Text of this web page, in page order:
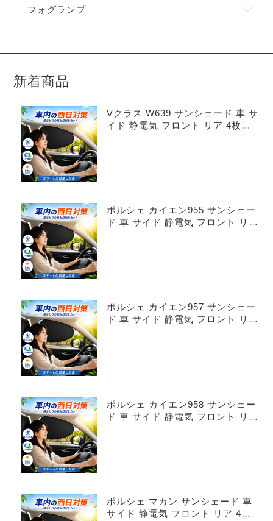
フォグランプ
新着商品
Vクラス W639 サンシェード 車 サ
イド 静電気 フロント リア 4枚セ
ポルシェ カイエン955 サンシェー
ド 車 サイド 静電気 フロント リア
ポルシェ カイエン957 サンシェー
ド 車 サイド 静電気 フロント リア
ポルシェ カイエン958 サンシェー
ド 車 サイド 静電気 フロント リア
ポルシェ マカン サンシェード 車
サイド 静電気 フロント リア 4枚